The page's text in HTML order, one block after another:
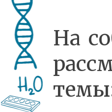
На